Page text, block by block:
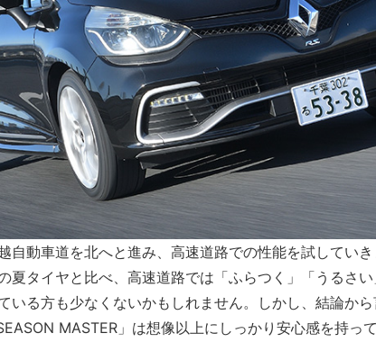
自動車道を北へと進み、高速道路での性能を試してい
夏タイヤと比べ、高速道路では「ふらつく」「うるさ
いる方も少なくないかもしれません。しかし、結論から
MASTER」は想像以上にしっかり安心感を持っ